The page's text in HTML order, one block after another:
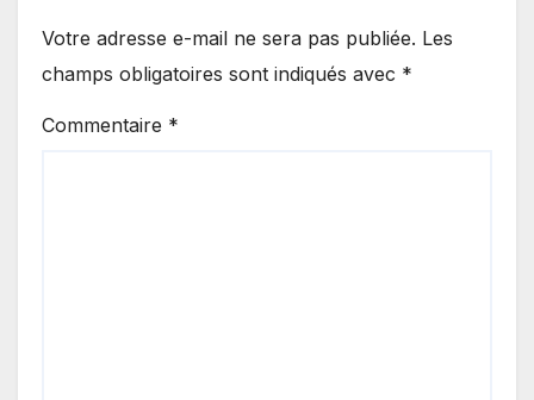
Votre adresse e-mail ne sera pas publiée. Les
champs obligatoires sont indiqués avec *
Commentaire *